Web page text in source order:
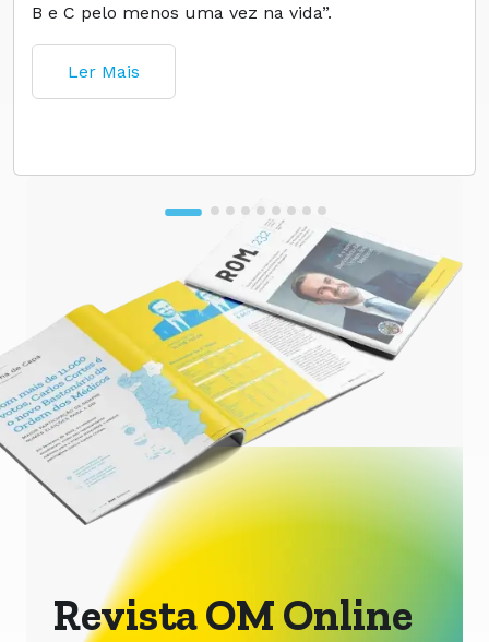
B e C pelo menos uma vez na vida”.
Ler Mais
Revista OM Online